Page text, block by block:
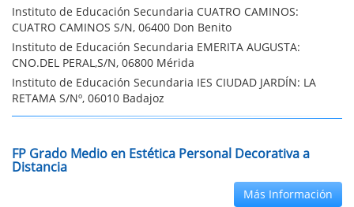
Instituto de Educación Secundaria CUATRO CAMINOS:
CUATRO CAMINOS S/N, 06400 Don Benito
Instituto de Educación Secundaria EMERITA AUGUSTA:
CNO.DEL PERAL,S/N, 06800 Mérida
Instituto de Educación Secundaria IES CIUDAD JARDÍN: LA
RETAMA S/Nº, 06010 Badajoz
FP Grado Medio en Estética Personal Decorativa a
Distancia
Más Información